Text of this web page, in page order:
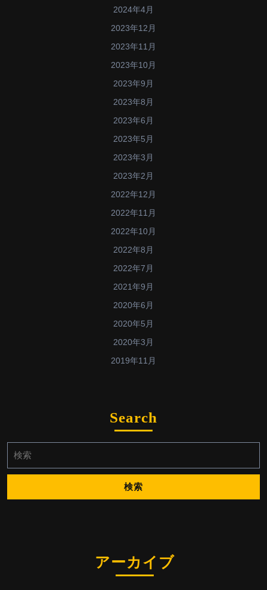
2024年4月
2023年12月
2023年11月
2023年10月
2023年9月
2023年8月
2023年6月
2023年5月
2023年3月
2023年2月
2022年12月
2022年11月
2022年10月
2022年8月
2022年7月
2021年9月
2020年6月
2020年5月
2020年3月
2019年11月
Search
索:
アーカイブ